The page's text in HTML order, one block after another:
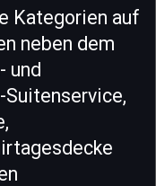
Kategorien auf
neben dem
und